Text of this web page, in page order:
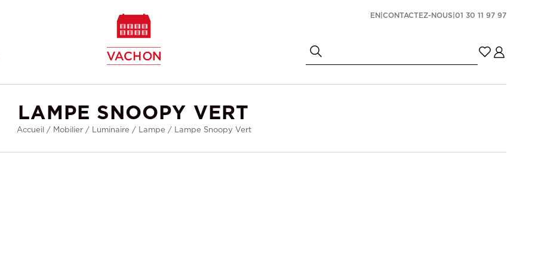
EN CONTACTEZ-NOUS 01 30 11 97 97
LAMPE SNOOPY VERT
Accueil / Mobilier/ Luminaire / Lampe / Lampe Snoopy Vert